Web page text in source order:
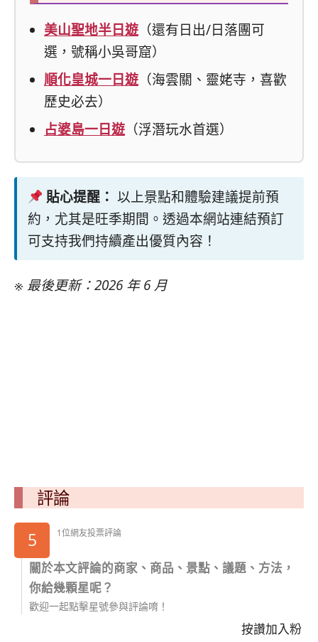
美山聖地半日遊（還有日出/日落團可
選，號稱小吳哥窟）
順化皇城一日遊（海雲關、靈姥寺，喜歡
歷史必去）
占婆島一日遊（浮潛玩水首選）
貼心提醒： 以上景點和體驗建議提前預
約，尤其是旺季期間。透過本網站連結預訂
可支持我們持續產出優質內容！
※ 最後更新：2026 年 6 月
評論
5
1位網友投票評論
關於本文評論的商家、商品、景點、議題、方法，
你給幾顆星呢？
歡迎一起點擊星號參與評論唷！
按讚加入粉